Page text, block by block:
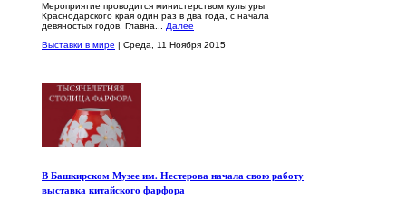
Мероприятие проводится министерством культуры
Краснодарского края один раз в два года, с начала
девяностых годов. Главна... Далее
Выставки в мире | Среда, 11 Ноября 2015
В Башкирском Музее им. Нестерова начала свою работу
выставка китайского фарфора